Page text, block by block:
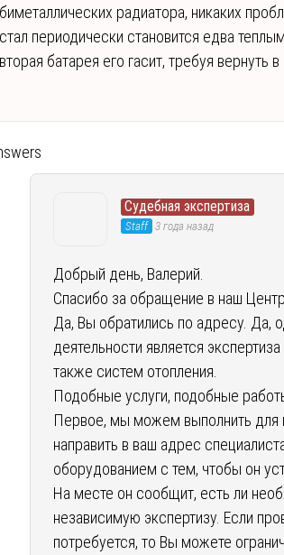
биметаллических радиатора, никаких
стал периодически становится едва
вторая батарея его гасит, требуя вернуть
Судебная экспертиза
Staff 3 года назад
Добрый день, Валерий.
Спасибо за обращение в наш
Да, Вы обратились по адресу. Да,
деятельности является
также систем отопления.
Подобные услуги, подобные
Первое, мы можем выполнить для
направить в ваш адрес
оборудованием с тем, чтобы он
На месте он сообщит, есть ли
независимую экспертизу. Если
потребуется, то Вы можете